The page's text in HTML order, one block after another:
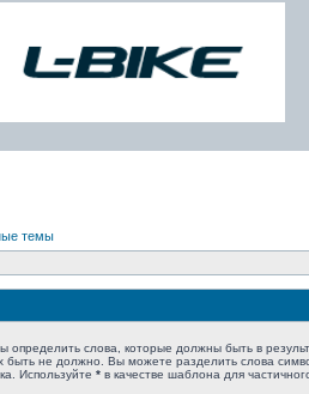
темы
определить слова, которые должны быть в
быть не должно. Вы можете разделить слова
Используйте * в качестве шаблона для